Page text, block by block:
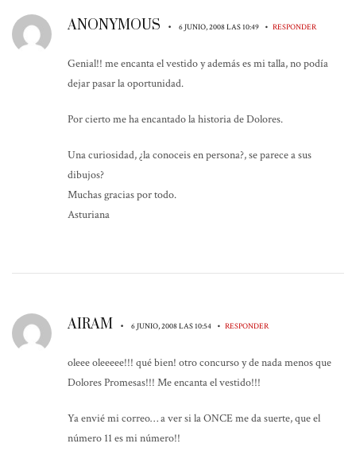
ANONYMOUS • 6 JUNIO, 2008 LAS 10:49 • RESPONDER
Genial!! me encanta el vestido y además es mi talla, no podía
dejar pasar la oportunidad.
Por cierto me ha encantado la historia de Dolores.
Una curiosidad, ¿la conoceis en persona?, se parece a sus
dibujos?
Muchas gracias por todo.
Asturiana
AIRAM • 6 JUNIO, 2008 LAS 10:54 • RESPONDER
oleee oleeeee!!! qué bien! otro concurso y de nada menos que
Dolores Promesas!!! Me encanta el vestido!!!
Ya envié mi correo… a ver si la ONCE me da suerte, que el
número 11 es mi número!!